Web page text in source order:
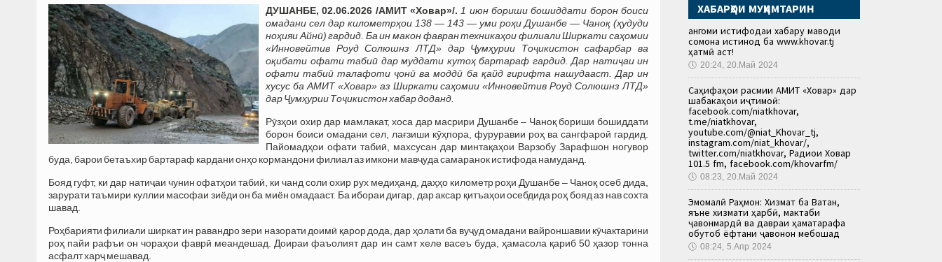
ДУШАНБЕ, 02.06.2026 /АМИТ «Ховар»/. 1 июн бориши бошиддати борон боиси
омадани сел дар километрҳои 138 — 143 — уми роҳи Душанбе — Чаноқ (ҳудуди
ноҳияи Айнӣ) гардид. Ба ин макон фавран техникаҳои филиали Ширкати саҳомии
«Инновейтив Роуд Солюшнз ЛТД» дар Ҷумҳурии Тоҷикистон сафарбар ва
оқибати офати табиӣ дар муддати кутоҳ бартараф гардид. Дар натиҷаи ин
офати табиӣ талафоти ҷонӣ ва моддӣ ба қайд гирифта нашудааст. Дар ин
хусус ба АМИТ «Ховар» аз Ширкати саҳомии «Инновейтив Роуд Солюшнз ЛТД»
дар Ҷумҳурии Тоҷикистон хабар доданд.
Рӯзҳои охир дар мамлакат, хоса дар масрири Душанбе – Чаноқ бориши бошиддати
борон боиси омадани сел, лағзиши кӯҳпора, фуруравии роҳ ва сангфароӣ гардид.
Пайомадҳои офати табиӣ, махсусан дар минтақаҳои Варзобу Зарафшон ногувор
буда, барои бетаъхир бартараф кардани онҳо кормандони филиал аз имкони мавҷуда самаранок истифода намуданд.
Бояд гуфт, ки дар натиҷаи чунин офатҳои табиӣ, ки чанд соли охир рух медиҳанд, даҳҳо километр роҳи Душанбе – Чаноқ осеб дида,
зарурати таъмири куллии масофаи зиёди он ба миён омадааст. Ба ибораи дигар, дар аксар қитъаҳои осебдида роҳ бояд аз нав сохта
шавад.
Роҳбарияти филиали ширкат ин равандро зери назорати доимӣ қарор дода, дар ҳолати ба вуҷуд омадани вайроншавии кӯчактарини
роҳ пайи рафъи он чораҳои фаврӣ меандешад. Доираи фаъолият дар ин самт хеле васеъ буда, ҳамасола қариб 50 ҳазор тонна
асфалт харҷ мешавад.
ХАБАРҲОИ МУҲИМТАРИН
Ҳангоми истифодаи хабару маводи
сомона истинод ба www.khovar.tj
ҳатмӣ аст!
🕔 20:24, 20.Май 2024
Саҳифаҳои расмии АМИТ «Ховар» дар
шабакаҳои иҷтимоӣ:
facebook.com/niatkhovar,
t.me/niatkhovar,
youtube.com/@niat_Khovar_tj,
instagram.com/niat_khovar/,
twitter.com/niatkhovar, Радиои Ховар
101.5 fm, facebook.com/khovarfm/
🕔 08:23, 20.Май 2024
Эмомалӣ Раҳмон: Хизмат ба Ватан,
яъне хизмати ҳарбӣ, мактаби
ҷавонмардӣ ва давраи ҳаматарафа
обутоб ёфтани ҷавонон мебошад
🕔 08:24, 5.Апр 2024